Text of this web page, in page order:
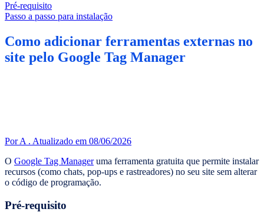
Pré-requisito
Passo a passo para instalação
Como adicionar ferramentas externas no
site pelo Google Tag Manager
Por A . Atualizado em 08/06/2026
O Google Tag Manageruma ferramenta gratuita que permite instalar
recursos (como chats, pop-ups e rastreadores) no seu site sem alterar
o código de programação.
Pré-requisito